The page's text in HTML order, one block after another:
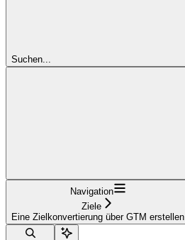
Suchen...
Navigation
Ziele
Eine Zielkonvertierung über GTM erstellen